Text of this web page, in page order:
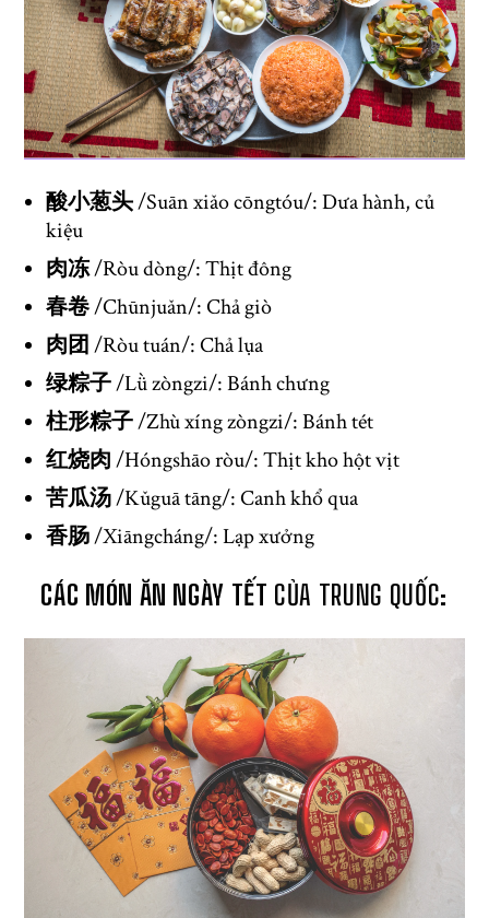
酸小葱头/Suān xiǎo cōngtóu/: Dưa hành, củ
kiệu
肉冻/Ròu dòng/: Thịt đông
春卷/Chūnjuǎn/: Chả giò
肉团 /Ròu tuán/: Chả lụa
绿粽子/Lǜ zòngzi/: Bánh chưng
柱形粽子/Zhù xíng zòngzi/: Bánh tét
红烧肉/Hóngshāo ròu/: Thịt kho hột vịt
苦瓜汤/Kǔguā tāng/: Canh khổ qua
香肠/Xiāngcháng/: Lạp xưởng
CÁC MÓN ĂN NGÀY TẾT CỦA TRUNG QUỐC: